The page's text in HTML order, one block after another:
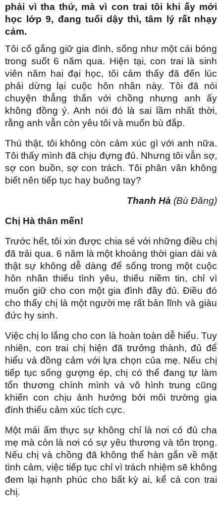
phải vì tha thứ, mà vì con trai tôi khi ấy mới
học lớp 9, đang tuổi dậy thì, tâm lý rất nhạy
cảm.
Tôi cố gắng giữ gia đình, sống như một cái bóng
trong suốt 6 năm qua. Hiện tại, con trai là sinh
viên năm hai đại học, tôi cảm thấy đã đến lúc
phải dừng lại cuộc hôn nhân này. Tôi đã nói
chuyện thẳng thắn với chồng nhưng anh ấy
không đồng ý. Anh nói đó là sai lầm nhất thời,
rằng anh vẫn còn yêu tôi và muốn bù đắp.
Thú thật, tôi không còn cảm xúc gì với anh nữa.
Tôi thấy mình đã chịu đựng đủ. Nhưng tôi vẫn sợ,
sợ con buồn, sợ con trách. Tôi phân vân không
biết nên tiếp tục hay buông tay?
Thanh Hà (Bù Đăng)
Chị Hà thân mến!
Trước hết, tôi xin được chia sẻ với những điều chị
đã trải qua. 6 năm là một khoảng thời gian dài và
thật sự không dễ dàng để sống trong một cuộc
hôn nhân thiếu tình yêu, thiếu niềm tin, chỉ vì
muốn giữ cho con một gia đình đầy đủ. Điều đó
cho thấy chị là một người mẹ rất bản lĩnh và giàu
đức hy sinh.
Việc chị lo lắng cho con là hoàn toàn dễ hiểu. Tuy
nhiên, con trai chị hiện đã trưởng thành, đủ để
hiểu và đồng cảm với lựa chọn của mẹ. Nếu chị
tiếp tục sống gượng ép, chị có thể đang tự làm
tổn thương chính mình và vô hình trung cũng
khiến con chịu ảnh hưởng bởi môi trường gia
đình thiếu cảm xúc tích cực.
Một mái ấm thực sự không chỉ là nơi có đủ cha
mẹ mà còn là nơi có sự yêu thương và tôn trọng.
Nếu chị và chồng đã không thể hàn gắn về mặt
tình cảm, việc tiếp tục chỉ vì trách nhiệm sẽ không
đem lại hạnh phúc cho bất kỳ ai, kể cả con trai
chị.